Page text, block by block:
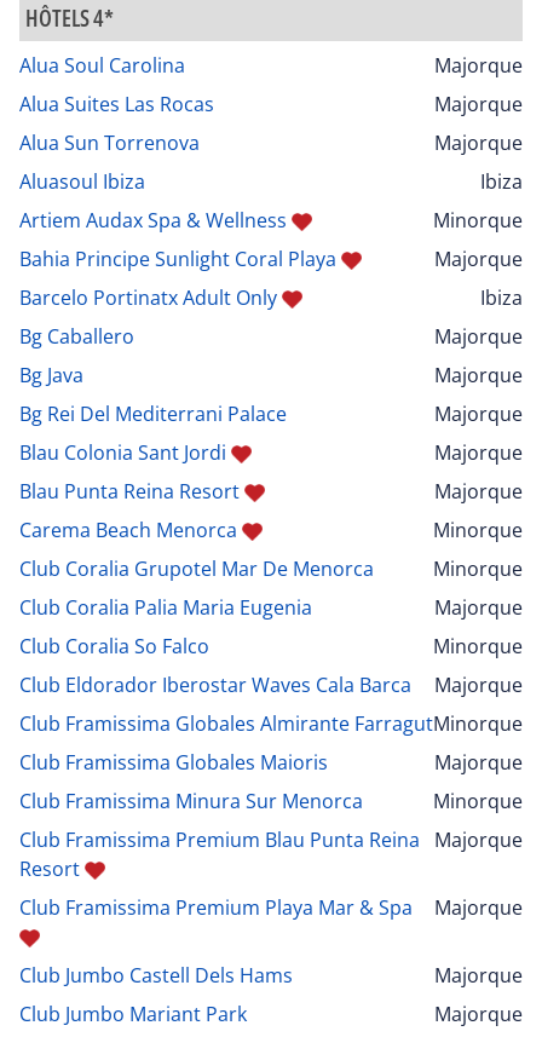
HÔTELS 4*
Alua Soul Carolina
Majorque
Alua Suites Las Rocas
Majorque
Alua Sun Torrenova
Majorque
Aluasoul Ibiza
Ibiza
Artiem Audax Spa & Wellness
Minorque
Bahia Principe Sunlight Coral Playa
Majorque
Barcelo Portinatx Adult Only
Ibiza
Bg Caballero
Majorque
Bg Java
Majorque
Bg Rei Del Mediterrani Palace
Majorque
Blau Colonia Sant Jordi
Majorque
Blau Punta Reina Resort
Majorque
Carema Beach Menorca
Minorque
Club Coralia Grupotel Mar De Menorca
Minorque
Club Coralia Palia Maria Eugenia
Majorque
Club Coralia So Falco
Minorque
Club Eldorador Iberostar Waves Cala Barca
Majorque
Club Framissima Globales Almirante FarragutMinorque
Club Framissima Globales Maioris
Majorque
Club Framissima Minura Sur Menorca
Minorque
Club Framissima Premium Blau Punta Reina
Resort
Majorque
Club Framissima Premium Playa Mar & Spa Majorque
Club Jumbo Castell Dels Hams
Majorque
Club Jumbo Mariant Park
Majorque